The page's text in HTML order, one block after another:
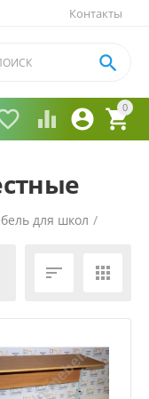
Контакты
0




для школ /
 